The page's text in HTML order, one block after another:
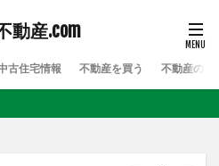
動産.com
古住宅情報 不動産を買う 不動産のお